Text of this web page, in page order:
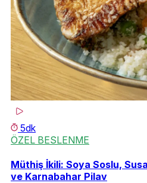
5dk
ÖZEL BESLENME
Müthiş İkili: Soya Soslu,
ve Karnabahar Pilav